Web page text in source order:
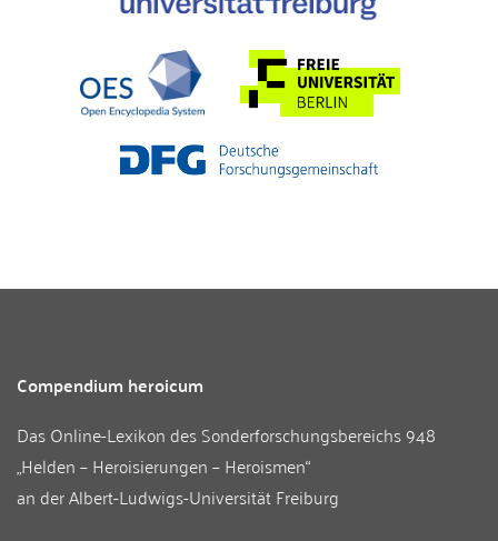
Compendium heroicum
Das Online-Lexikon desSonderforschungsbereichs 948
„Helden – Heroisierungen – Heroismen“
an derAlbert-Ludwigs-Universität Freiburg